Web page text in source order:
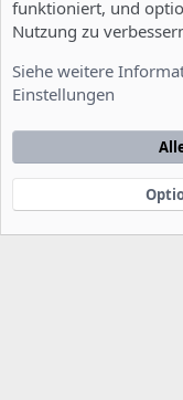
Startseite
e
Community platform by
xenDach©2010-2014
funktioniert, und
Nutzung zu
Siehe weitere
Einstellungen